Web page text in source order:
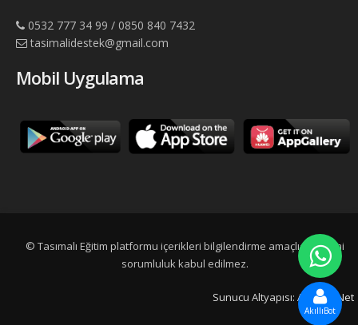
AkıllıBot
0532 777 34 99 / 0850 840 7432
tasimalidestek@gmail.com
Mobil Uygulama
© Tasımalı Eğitim platformu içerikleri bilgilendirme amaçlıdır, resmi
sorumluluk kabul edilmez.
Sunucu Altyapısı: Adtescil.Net